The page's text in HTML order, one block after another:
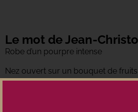
Le mot de Jean-
Robe d’un pourpre intense
Nez ouvert sur un bouquet de
myrtilles, relevée par des nuances